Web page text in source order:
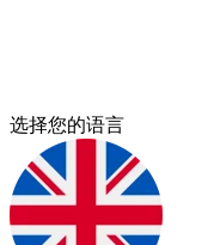
选择您的语言